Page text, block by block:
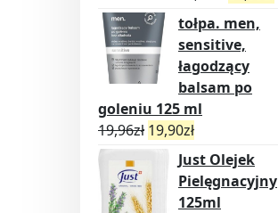
tołpa. men,
sensitive,
łagodzący
balsam po
goleniu 125 ml
19,96zł 19,90zł
Just Olejek
Pielęgnacyjny
125ml